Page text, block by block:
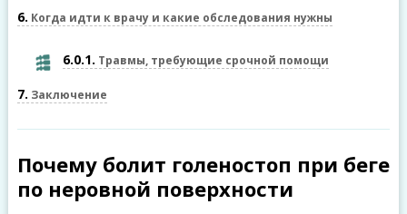
6 Когда идти к врачу и какие обследования нужны
6.0.1 Травмы, требующие срочной помощи
7 Заключение
Почему болит голеностоп при беге
по неровной поверхности